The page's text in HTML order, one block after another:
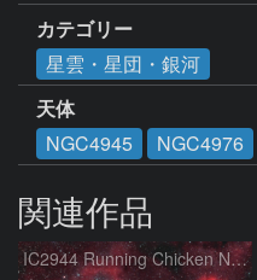
カテゴリー
星雲・星団・銀河
天体
NGC4945
NGC4976
関連作品
IC2944 Running Chicken Nebula